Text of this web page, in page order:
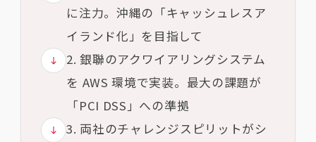
に注力。沖縄の「キャッシュレスア
イランド化」を目指して
2. 銀聯のアクワイアリングシステム
を AWS 環境で実装。最大の課題が
「PCI DSS」への準拠
3. 両社のチャレンジスピリットがシ